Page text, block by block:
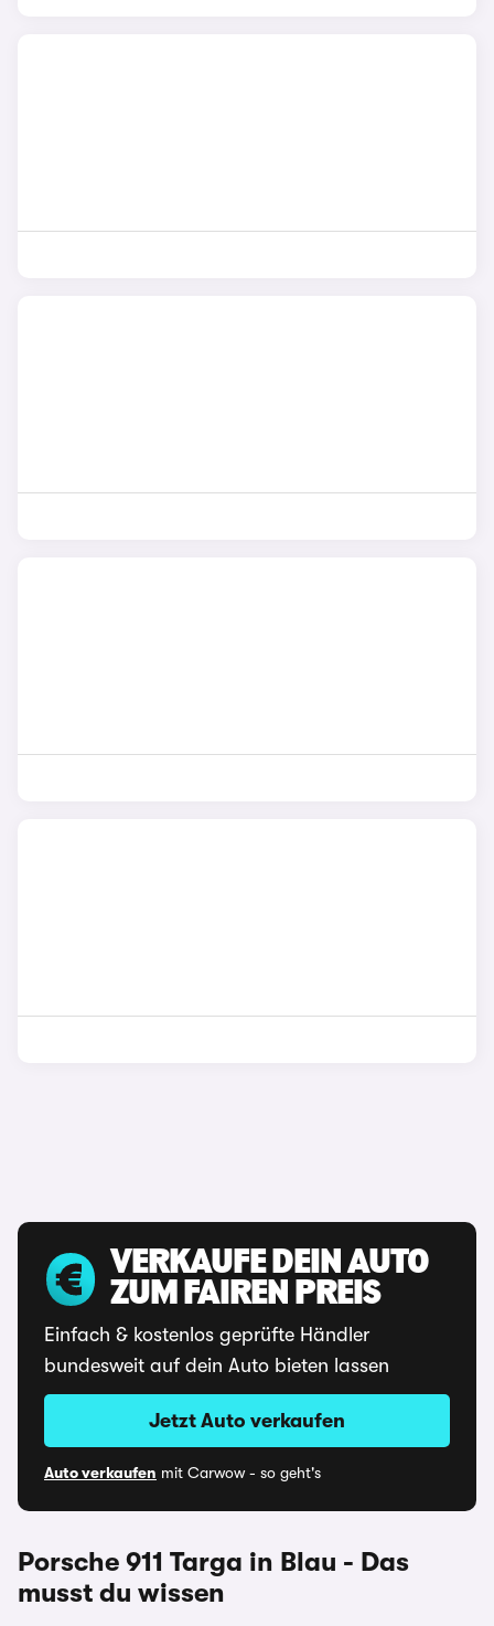
VERKAUFE DEIN AUTO
ZUM FAIREN PREIS
Einfach & kostenlos geprüfte Händler
bundesweit auf dein Auto bieten lassen
Jetzt Auto verkaufen
Auto verkaufen mit Carwow - so geht's
Porsche 911 Targa in Blau - Das
musst du wissen